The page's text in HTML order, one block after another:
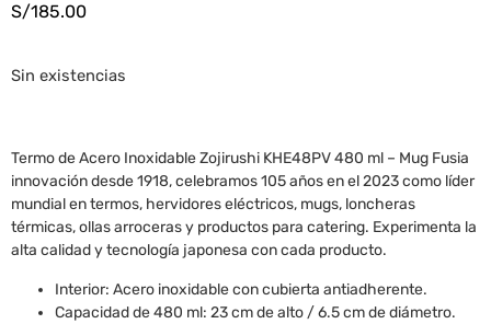
S/185.00
Sin existencias
Termo de Acero Inoxidable Zojirushi KHE48PV 480 ml – Mug Fusia
innovación desde 1918, celebramos 105 años en el 2023 como líder
mundial en termos, hervidores eléctricos, mugs, loncheras
térmicas, ollas arroceras y productos para catering. Experimenta la
alta calidad y tecnología japonesa con cada producto.
Interior: Acero inoxidable con cubierta antiadherente.
Capacidad de 480 ml: 23 cm de alto / 6.5 cm de diámetro.